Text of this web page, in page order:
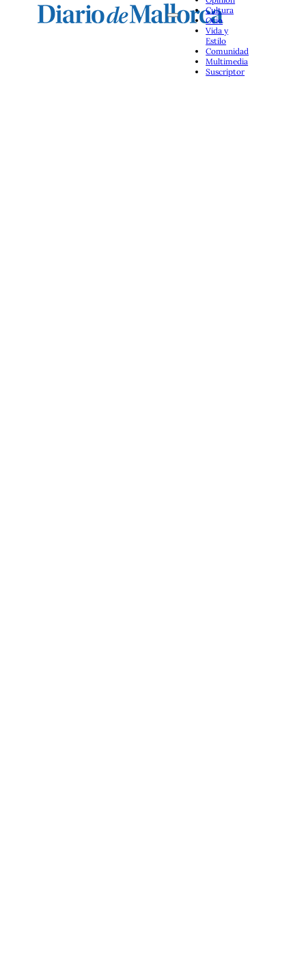
Cultura
Ocio
Vida y
Estilo
Comunidad
Multimedia
Suscriptor